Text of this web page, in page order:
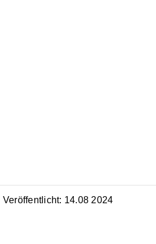
Veröffentlicht: 14.08 2024